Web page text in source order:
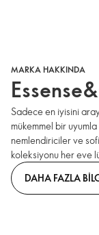
MARKA HAKKINDA
Sadece en iyisini
mükemmel bir
nemlendiriciler ve
koleksiyonu her eve
DAHA FAZLA